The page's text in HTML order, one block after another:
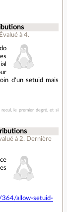
Évalué à 4.
d'un setuid mais
le premier degré, et si
à 2. Dernière
364/allow-setuid-